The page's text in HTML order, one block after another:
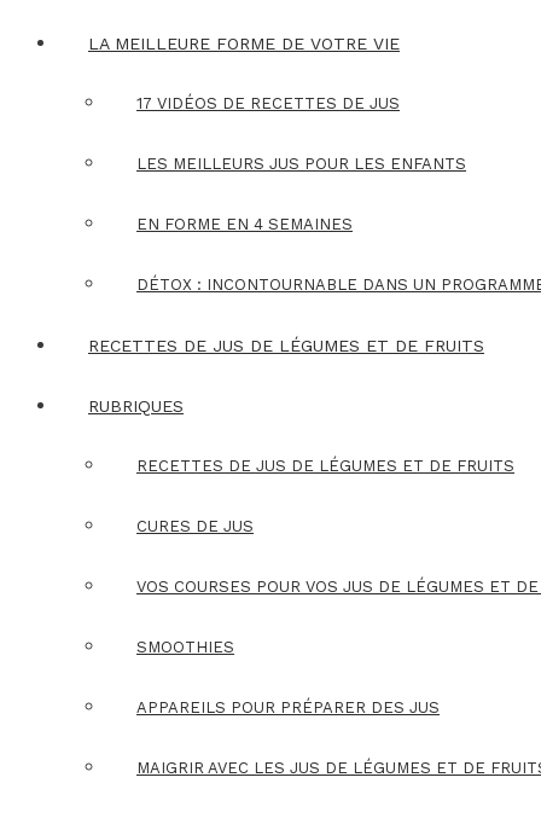
LA MEILLEURE FORME DE VOTRE VIE
17 VIDÉOS DE RECETTES DE JUS
LES MEILLEURS JUS POUR LES ENFANTS
EN FORME EN 4 SEMAINES
DÉTOX : INCONTOURNABLE DANS UN
RECETTES DE JUS DE LÉGUMES ET DE FRUITS
RUBRIQUES
RECETTES DE JUS DE LÉGUMES ET DE FRUITS
CURES DE JUS
VOS COURSES POUR VOS JUS DE LÉGUMES ET
SMOOTHIES
APPAREILS POUR PRÉPARER DES JUS
MAIGRIR AVEC LES JUS DE LÉGUMES ET DE